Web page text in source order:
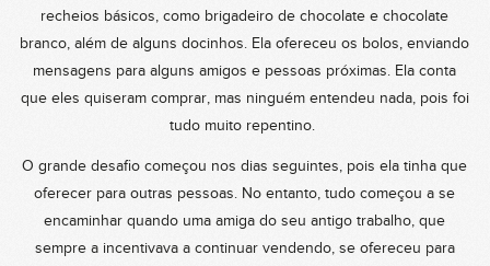
recheios básicos, como brigadeiro de chocolate e chocolate
branco, além de alguns docinhos. Ela ofereceu os bolos, enviando
mensagens para alguns amigos e pessoas próximas. Ela conta
que eles quiseram comprar, mas ninguém entendeu nada, pois foi
tudo muito repentino.
O grande desafio começou nos dias seguintes, pois ela tinha que
oferecer para outras pessoas. No entanto, tudo começou a se
encaminhar quando uma amiga do seu antigo trabalho, que
sempre a incentivava a continuar vendendo, se ofereceu para